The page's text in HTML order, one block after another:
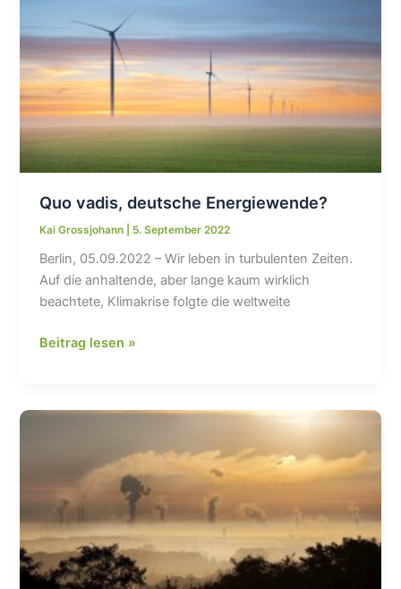
Quo vadis, deutsche Energiewende?
Kai Grossjohann 5. September 2022
Berlin, 05.09.2022 – Wir leben in turbulenten Zeiten.
Auf die anhaltende, aber lange kaum wirklich
beachtete, Klimakrise folgte die weltweite
Quo
Energiewende?
Beitrag lesen »